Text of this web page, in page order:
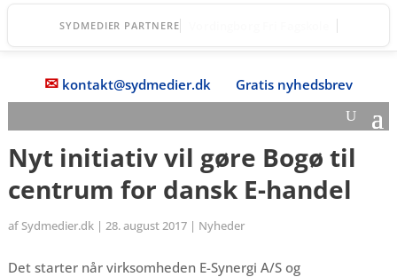
SYDMEDIER PARTNERE
✉ kontakt@sydmedier.dk Gratis nyhedsbrev
Nyt initiativ vil gøre Bogø til
centrum for dansk E-handel
af Sydmedier.dk| 28. august 2017| Nyheder
Det starter når virksomheden E-Synergi A/S og